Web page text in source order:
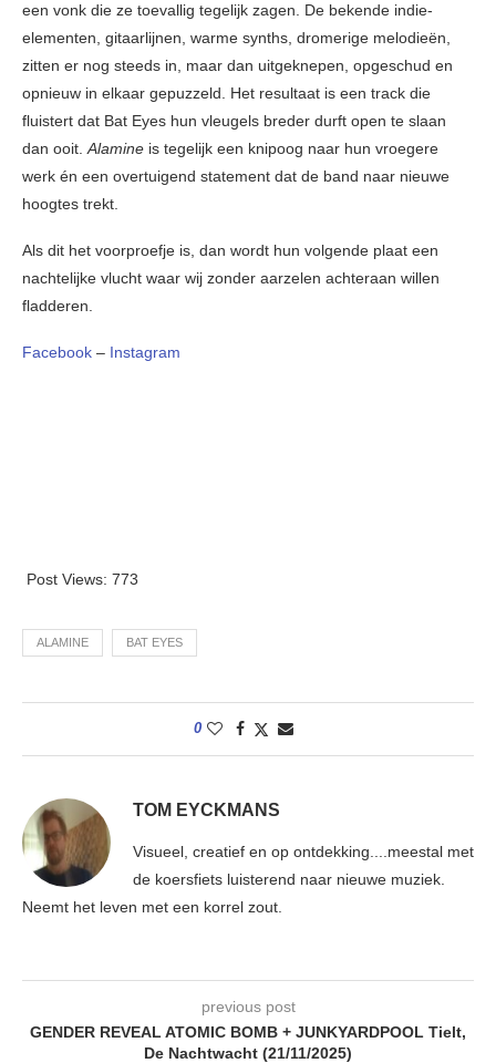
een vonk die ze toevallig tegelijk zagen. De bekende indie-
elementen, gitaarlijnen, warme synths, dromerige melodieën,
zitten er nog steeds in, maar dan uitgeknepen, opgeschud en
opnieuw in elkaar gepuzzeld. Het resultaat is een track die
fluistert dat Bat Eyes hun vleugels breder durft open te slaan
dan ooit.Alamine is tegelijk een knipoog naar hun vroegere
werk én een overtuigend statement dat de band naar nieuwe
hoogtes trekt.
Als dit het voorproefje is, dan wordt hun volgende plaat een
nachtelijke vlucht waar wij zonder aarzelen achteraan willen
fladderen.
Facebook – Instagram
Post Views: 773
ALAMINE BAT EYES
0
TOM EYCKMANS
Visueel, creatief en op ontdekking....meestal met
de koersfiets luisterend naar nieuwe muziek.
Neemt het leven met een korrel zout.
previous post
GENDER REVEAL ATOMIC BOMB + JUNKYARDPOOL Tielt,
De Nachtwacht (21/11/2025)